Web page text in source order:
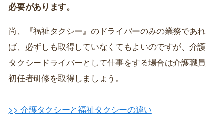
必要があります。
尚、『福祉タクシー』のドライバーのみの業務であれ
ば、必ずしも取得していなくてもよいのですが、介護
タクシードライバーとして仕事をする場合は介護職員
初任者研修を取得しましょう。
>> 介護タクシーと福祉タクシーの違い